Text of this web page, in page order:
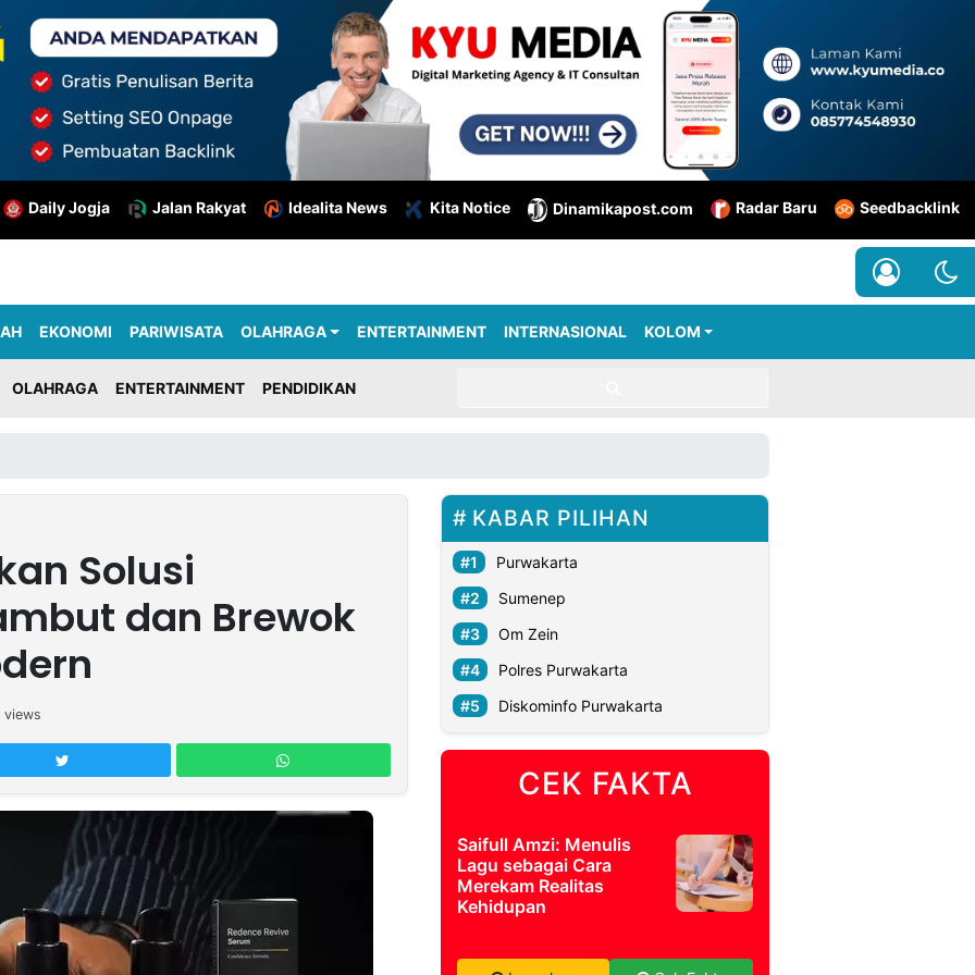
Daily Jogja Jalan Rakyat Idealita News Kita Notice Dinamikapost.com Radar Baru Seedbacklink
EKONOMI PARIWISATA OLAHRAGA ENTERTAINMENT INTERNASIONAL KOLOM
OLAHRAGA ENTERTAINMENT PENDIDIKAN
Solusi
dan Brewok
views
KABAR PILIHAN
Purwakarta
Sumenep
Om Zein
Polres Purwakarta
Diskominfo Purwakarta
CEK FAKTA
Saifull Amzi: Menulis
Lagu sebagai Cara
Merekam Realitas
Kehidupan